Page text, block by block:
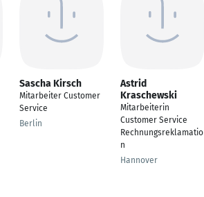
Sascha Kirsch
Mitarbeiter Customer
Service
Berlin
Astrid
Kraschewski
Mitarbeiterin
Customer Service
Rechnungsreklamatio
n
Hannover